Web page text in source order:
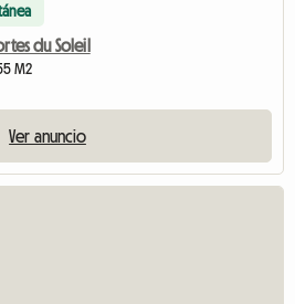
du Soleil
M2
Ver anuncio